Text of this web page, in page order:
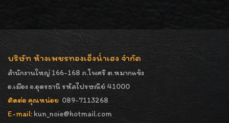
บริษัท ห้างเพชรทองเอ็งน่ำเฮง จำกัด
สำนักงานใหญ่ 166-168 ถ.โพศรี ต.หมากแข้ง
อ.เมือง จ.อุดรธานี รหัสไปรษณีย์ 41000
ติดต่อ คุณหน่อย 089-7113268
E-mail: kun_noie@hotmail.com